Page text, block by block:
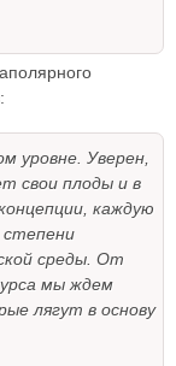
уровне. Уверен,
свои плоды и в
каждую
среды. От
мы ждем
лягут в основу